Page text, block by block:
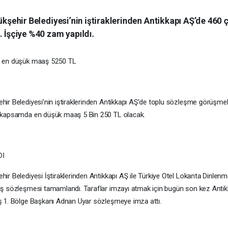
Belediyesi’nin iştiraklerinden Antikkapı AŞ’de
%40 zam yapıldı.
en düşük maaş 5250 TL
Belediyesi’nin iştiraklerinden Antikkapı AŞ’de toplu sözleşme
kapsamda en düşük maaş 5 Bin 250 TL olacak.
Belediyesi İştiraklerinden Antikkapı AŞ ile Türkiye Otel Lokanta
sözleşmesi tamamlandı. Taraflar imzayı atmak için bugün son kez
1. Bölge Başkanı Adnan Uyar sözleşmeye imza attı.